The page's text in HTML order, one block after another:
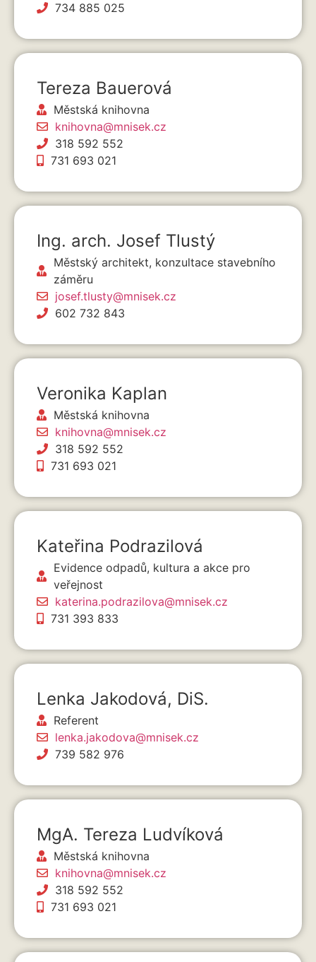
734 885 025
Tereza Bauerová
Městská knihovna
knihovna@mnisek.cz
318 592 552
731 693 021
Ing. arch. Josef Tlustý
Městský architekt, konzultace stavebního
záměru
josef.tlusty@mnisek.cz
602 732 843
Veronika Kaplan
Městská knihovna
knihovna@mnisek.cz
318 592 552
731 693 021
Kateřina Podrazilová
Evidence odpadů, kultura a akce pro
veřejnost
katerina.podrazilova@mnisek.cz
731 393 833
Lenka Jakodová, DiS.
Referent
lenka.jakodova@mnisek.cz
739 582 976
MgA. Tereza Ludvíková
Městská knihovna
knihovna@mnisek.cz
318 592 552
731 693 021